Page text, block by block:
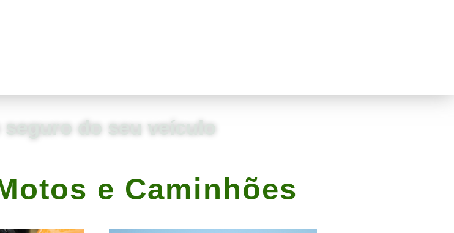
do seu veículo
e Caminhões